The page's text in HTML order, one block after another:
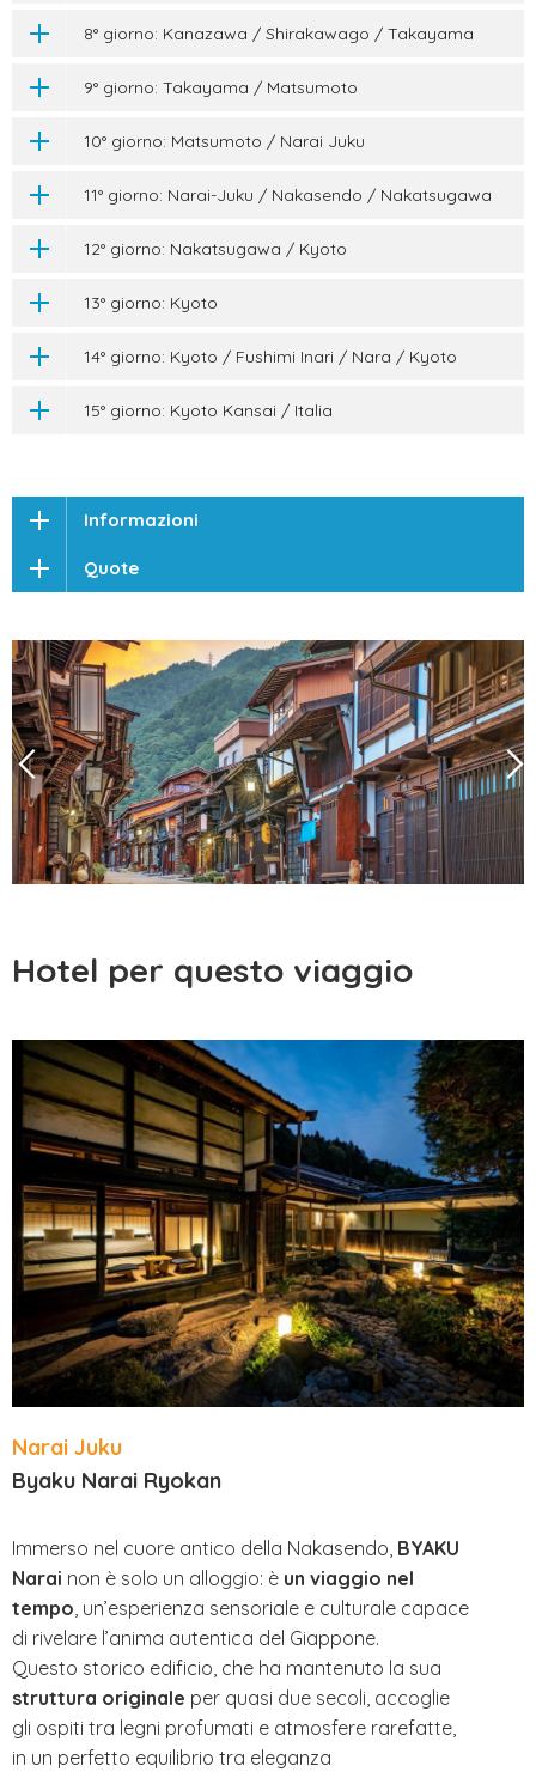
8° giorno: Kanazawa / Shirakawago / Takayama
9° giorno: Takayama / Matsumoto
10° giorno: Matsumoto / Narai Juku
11° giorno: Narai-Juku / Nakasendo / Nakatsugawa
12° giorno: Nakatsugawa / Kyoto
13° giorno: Kyoto
14° giorno: Kyoto / Fushimi Inari / Nara / Kyoto
15° giorno: Kyoto Kansai / Italia
Informazioni
Quote
Hotel per questo viaggio
Narai Juku
Byaku Narai Ryokan
Immerso nel cuore antico della Nakasendo, BYAKU
Narai non è solo un alloggio: è un viaggio nel
tempo, un’esperienza sensoriale e culturale capace
di rivelare l’anima autentica del Giappone.
Questo storico edificio, che ha mantenuto la sua
struttura originale per quasi due secoli, accoglie
gli ospiti tra legni profumati e atmosfere rarefatte,
in un perfetto equilibrio tra eleganza